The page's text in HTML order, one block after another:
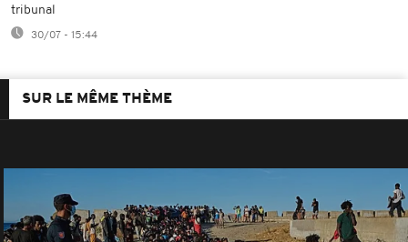
tribunal
30/07 - 15:44
SUR LE MÊME THÈME